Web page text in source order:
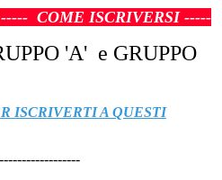
----- COME ISCRIVERSI -----
'A' e GRUPPO
A QUESTI